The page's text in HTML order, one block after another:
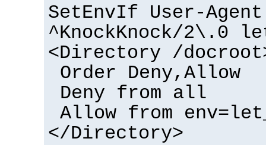
SetEnvIf User-Agent
^KnockKnock/2\.0
<Directory /
Order Deny,Allow
Deny from all
Allow from
</Directory>